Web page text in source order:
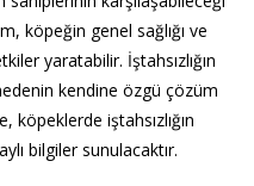
köpeğin genel sağlığı ve
yaratabilir. İştahsızlığın
kendine özgü çözüm
köpeklerde iştahsızlığın
bilgiler sunulacaktır.